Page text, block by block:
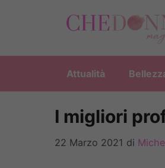
Attualità
I migliori
22 Marzo 2021 di